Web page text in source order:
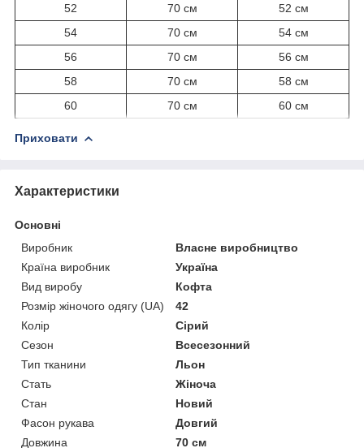
52
70 см
52 см
54
70 см
54 см
56
70 см
56 см
58
70 см
58 см
60
70 см 60 см
Приховати
Характеристики
Основні
Виробник
Власне виробництво
Країна виробник
Україна
Вид виробу
Кофта
Розмір жіночого одягу (UA)
42
Колір
Сірий
Сезон
Всесезонний
Тип тканини
Льон
Стать
Жіноча
Стан
Новий
Фасон рукава
Довгий
Довжина
70 см